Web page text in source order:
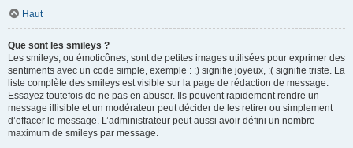
Haut
Que sont les smileys ?
Les smileys, ou émoticônes, sont de petites images utilisées pour exprimer des
sentiments avec un code simple, exemple : :) signifie joyeux, :( signifie triste. La
liste complète des smileys est visible sur la page de rédaction de message.
Essayez toutefois de ne pas en abuser. Ils peuvent rapidement rendre un
message illisible et un modérateur peut décider de les retirer ou simplement
d’effacer le message. L’administrateur peut aussi avoir défini un nombre
maximum de smileys par message.